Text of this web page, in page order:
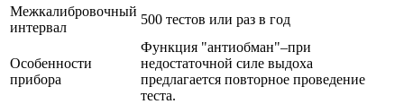
Межкалибровочный
интервал
500 тестов или раз в год
Особенности
прибора
Функция "антиобман"–при
недостаточной силе выдоха
предлагается повторное проведение
теста.